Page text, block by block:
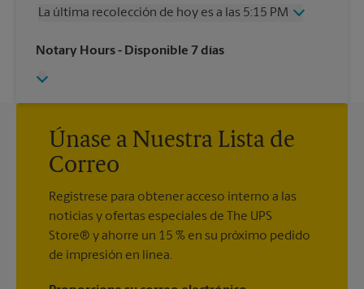
Viernes
5:15 PM
Domingo
Sin Recolección
La última recolección de hoy es a las 5:15 PM
Miércoles
5:15 PM
Viernes
Sábado
Sin Recolección
Lunes
5:15 PM
Martes
Notary Hours- Disponible 7 días
Únase a Nuestra Lista de
Correo
Regístrese para obtener acceso interno a las
noticias y ofertas especiales de The UPS
Store® y ahorre un 15 % en su próximo pedido
de impresión en línea.